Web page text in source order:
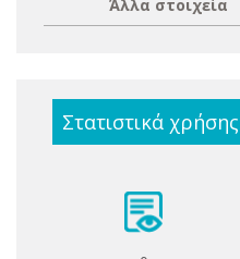
Άλλα στοιχεία
Στατιστικά χρήσης